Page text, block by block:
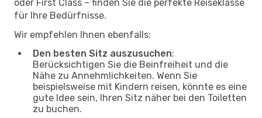
oder First Class – finden Sie die perfekte Reiseklasse
für Ihre Bedürfnisse.
Wir empfehlen Ihnen ebenfalls:
Den besten Sitz auszusuchen:
Berücksichtigen Sie die Beinfreiheit und die
Nähe zu Annehmlichkeiten. Wenn Sie
beispielsweise mit Kindern reisen, könnte es eine
gute Idee sein, Ihren Sitz näher bei den Toiletten
zu buchen.